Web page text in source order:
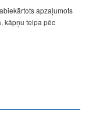
apzaļumots
kāpņu telpa pēc